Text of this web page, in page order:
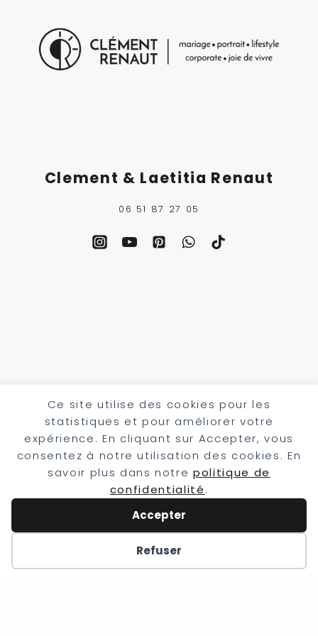
Clement & Laetitia Renaut
06 51 87 27 05
Mariage récents
Mariage franco écossais en Alsace
Mariage LGBT au Chauffour
Ce site utilise des cookies pour les
statistiques et pour améliorer votre
expérience. En cliquant sur Accepter, vous
consentez à notre utilisation des cookies. En
savoir plus dans notrepolitique de
confidentialité.
Accepter
Refuser